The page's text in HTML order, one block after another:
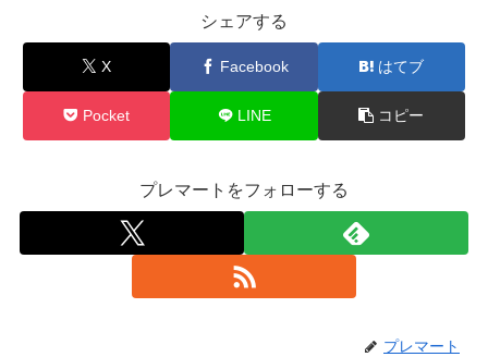
シェアする
X Facebook はてブ
Pocket LINE コピー
プレマートをフォローする
プレマート